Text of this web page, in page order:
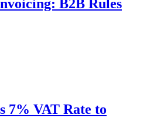
B2B Rules
7% VAT Rate to